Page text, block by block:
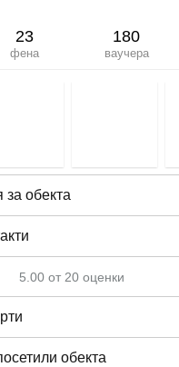
23
фена
180
ваучера
обекта
5.00 от 20 оценки
обекта